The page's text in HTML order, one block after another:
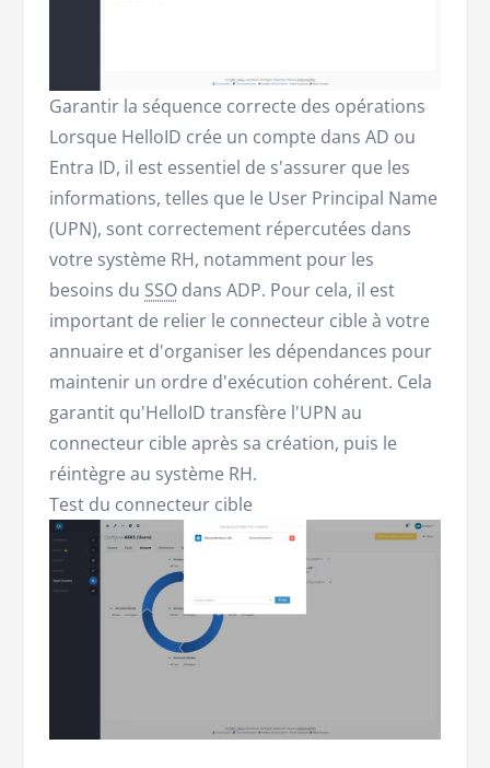
Garantir la séquence correcte des opérations
Lorsque HelloID crée un compte dans AD ou
Entra ID, il est essentiel de s'assurer que les
informations, telles que le User Principal Name
(UPN), sont correctement répercutées dans
votre système RH, notamment pour les
besoins du SSO dans ADP. Pour cela, il est
important de relier le connecteur cible à votre
annuaire et d'organiser les dépendances pour
maintenir un ordre d'exécution cohérent. Cela
garantit qu'HelloID transfère l'UPN au
connecteur cible après sa création, puis le
réintègre au système RH.
Test du connecteur cible